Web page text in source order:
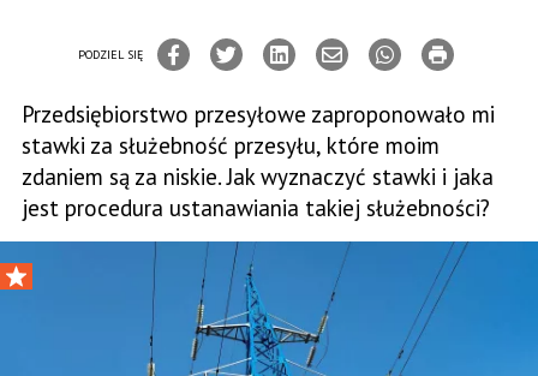
PODZIEL SIĘ
Przedsiębiorstwo przesyłowe zaproponowało mi
stawki za służebność przesyłu, które moim
zdaniem są za niskie. Jak wyznaczyć stawki i jaka
jest procedura ustanawiania takiej służebności?